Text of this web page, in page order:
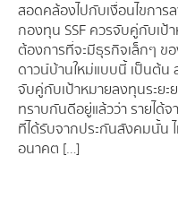
สอดคล้องไปกับเงื่อนไขกา
กองทุน SSF ควรจับคู่กับเป้
ต้องการที่จะมีธุรกิจเล็กๆ ข
ดาวน์บ้านใหม่แบบนี้ เป็นต้น
จับคู่กับเป้าหมายลงทุนระยะ
ทราบกันดีอยู่แล้วว่า รายได้
ที่ได้รับจากประกันสังคมนั้น
อนาคต […]